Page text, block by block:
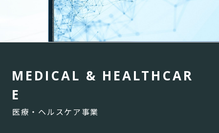
M EDI CAL & H EALTH CAR
E
医療・ヘルスケア事業